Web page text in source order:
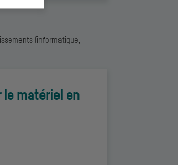
(informatique,
matériel en